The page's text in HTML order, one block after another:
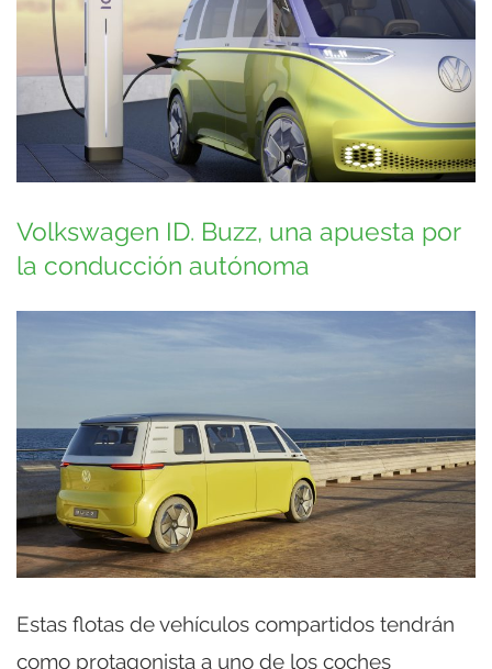
Volkswagen ID. Buzz, una apuesta por
la conducción autónoma
Estas flotas de vehículos compartidos tendrán
como protagonista a uno de los coches